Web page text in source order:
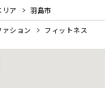
ア
羽島市
ション フィットネス